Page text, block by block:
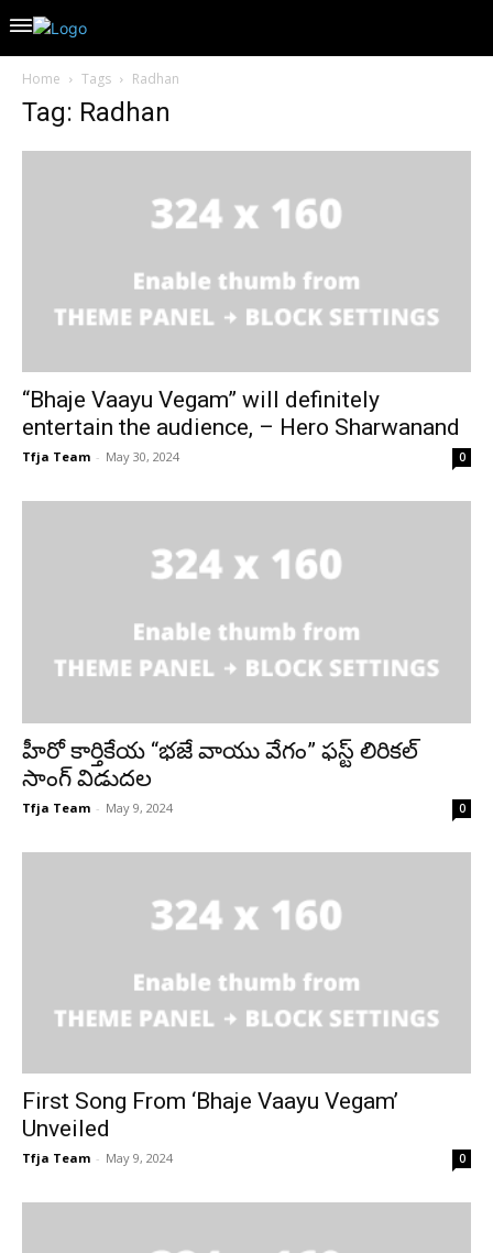
Home Tags Radhan
Tag: Radhan
“Bhaje Vaayu Vegam” will definitely
entertain the audience, – Hero Sharwanand
Tfja Team - May 30, 2024 0
హీరో కార్తికేయ “భజే వాయు వేగం” ఫస్ట్ లిరికల్
సాంగ్ విడుదల
Tfja Team - May 9, 2024 0
First Song From ‘Bhaje Vaayu Vegam’
Unveiled
Tfja Team - May 9, 2024 0